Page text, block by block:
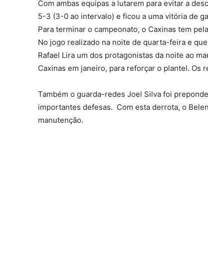
Com ambas equipas a lutarem para evitar a
5-3 (3-0 ao intervalo) e ficou a uma vitória de
Para terminar o campeonato, o Caxinas tem
No jogo realizado na noite de quarta-feira e
Rafael Lira um dos protagonistas da noite ao
Caxinas em janeiro, para reforçar o plantel. Os
Também o guarda-redes Joel Silva foi
importantes defesas. Com esta derrota, o
manutenção.